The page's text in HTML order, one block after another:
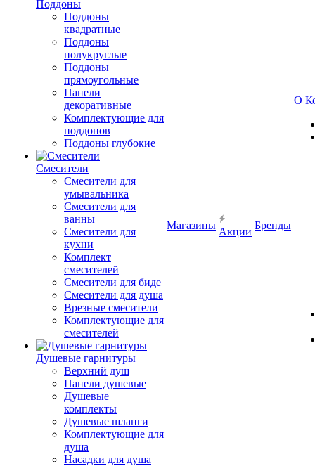
Поддоны
Поддоны
квадратные
Поддоны
полукруглые
Поддоны
прямоугольные
Панели
декоративные
Комплектующие для
поддонов
Поддоны глубокие
Смесители
Смесители для
умывальника
Смесители для
ванны
Смесители для
кухни
Комплект
смесителей
Смесители для биде
Смесители для душа
Врезные смесители
Комплектующие для
смесителей
Душевые гарнитуры
Верхний душ
Панели душевые
Душевые
комплекты
Душевые шланги
Комплектующие для
душа
Насадки для душа
Магазины
Акции
Бренды
О